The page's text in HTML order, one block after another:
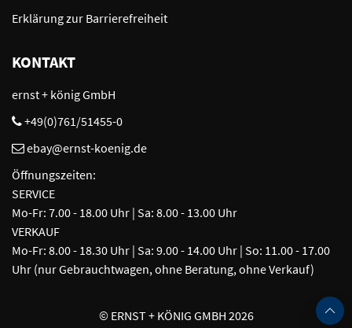
Erklärung zur Barrierefreiheit
KONTAKT
ernst + könig GmbH
+49(0)761/51455-0
ebay@ernst-koenig.de
Öffnungszeiten:
SERVICE
Mo-Fr: 7.00 - 18.00 Uhr | Sa: 8.00 - 13.00 Uhr
VERKAUF
Mo-Fr: 8.00 - 18.30 Uhr | Sa: 9.00 - 14.00 Uhr | So: 11.00 - 17.00
Uhr (nur Gebrauchtwagen, ohne Beratung, ohne Verkauf)
© ERNST + KÖNIG GMBH 2026